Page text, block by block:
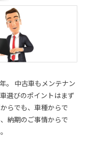
。 中古車もメンテナン
選びのポイントはまず
らでも、車種からで
納期のご事情からで